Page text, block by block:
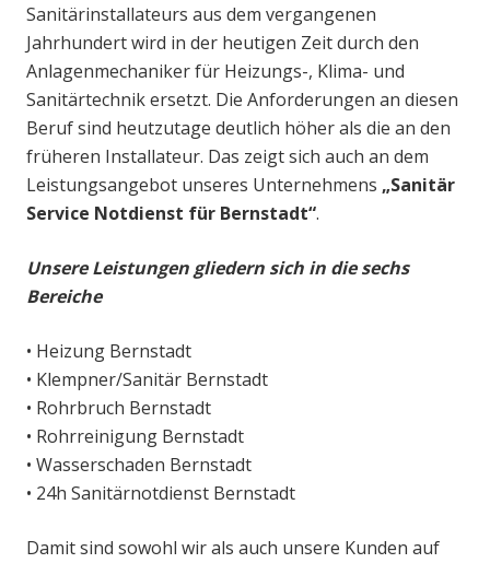
Sanitärinstallateurs aus dem vergangenen
Jahrhundert wird in der heutigen Zeit durch den
Anlagenmechaniker für Heizungs-, Klima- und
Sanitärtechnik ersetzt. Die Anforderungen an diesen
Beruf sind heutzutage deutlich höher als die an den
früheren Installateur. Das zeigt sich auch an dem
Leistungsangebot unseres Unternehmens „Sanitär
Service Notdienst für Bernstadt“.
Unsere Leistungen gliedern sich in die sechs
Bereiche
• Heizung Bernstadt
• Klempner/Sanitär Bernstadt
• Rohrbruch Bernstadt
• Rohrreinigung Bernstadt
• Wasserschaden Bernstadt
• 24h Sanitärnotdienst Bernstadt
Damit sind sowohl wir als auch unsere Kunden auf